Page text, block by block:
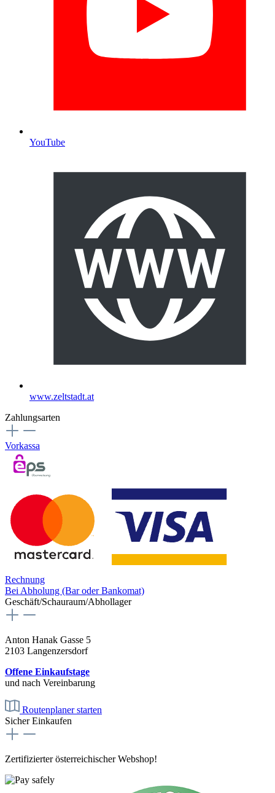
YouTube
www.zeltstadt.at
Zahlungsarten
Vorkassa
Rechnung
Bei Abholung (Bar oder Bankomat)
Geschäft/Schauraum/Abhollager
Anton Hanak Gasse 5
2103 Langenzersdorf
Offene Einkaufstage
und nach Vereinbarung
Routenplaner starten
Sicher Einkaufen
Zertifizierter österreichischer Webshop!